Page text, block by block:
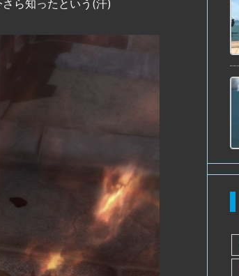
ら知ったという(汗)